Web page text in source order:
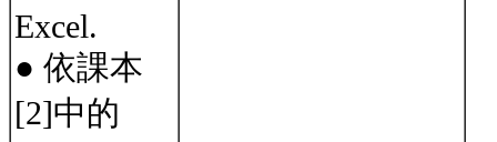
Excel.
● 依課本
[2]中的